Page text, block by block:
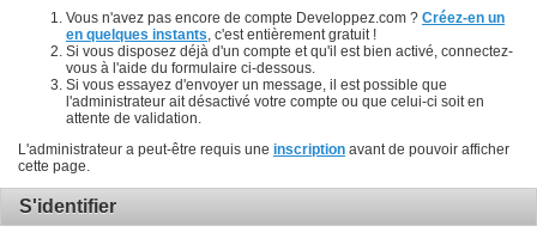
Vous n'avez pas encore de compte Developpez.com ? Créez-en un
en quelques instants , c'est entièrement gratuit !
Si vous disposez déjà d'un compte et qu'il est bien activé, connectez-
vous à l'aide du formulaire ci-dessous.
Si vous essayez d'envoyer un message, il est possible que
l'administrateur ait désactivé votre compte ou que celui-ci soit en
attente de validation.
L'administrateur a peut-être requis une inscription avant de pouvoir afficher
cette page.
S'identifier